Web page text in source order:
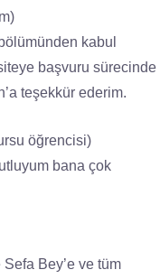
kabul
başvuru sürecinde
teşekkür ederim.
öğrencisi)
bana çok
Bey’e ve tüm